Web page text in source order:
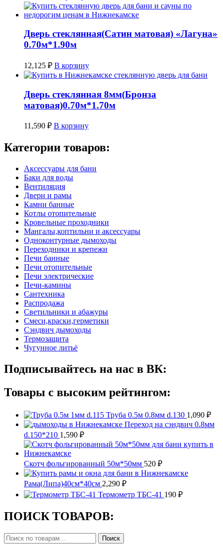
Дверь стеклянная(Сатин матовая) «Лагуна»
0.70м*1.90м
12,125 ₽ В корзину
Дверь стеклянная 8мм(Бронза
матовая)0.70м*1.70м
11,590 ₽ В корзину
Категории товаров:
Аксессуары для бани
Баки для воды
Вентиляция
Двери и рамы
Камни банные
Котлы отопительные
Кровельные проходники
Мангалы,коптильни и аксессуары
Одноконтурные дымоходы
Переходники и крепежи
Печи банные
Печи отопительные
Печи электрические
Печи-камины
Сантехника
Распродажа
Светильники и абажуры
Смеси,краски,герметики
Сэндвич дымоходы
Термозащита
Чугунное литьё
Подписывайтесь на нас в ВК:
Товары с высоким рейтингом:
Труба 0.5м 0.8мм d.130 1,090 ₽
Переход на сэндвич 0.8мм
d.150*210 1,590 ₽
Скотч фольгированный 50м*50мм 520 ₽
Рама(Липа)40см*40см 2,290 ₽
Термометр ТБС-41 190 ₽
ПОИСК ТОВАРОВ:
Искать: Поиск